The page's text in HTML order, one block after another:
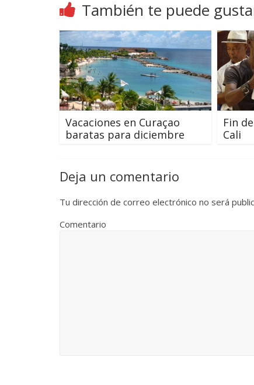
También te puede
Vacaciones en Curaçao
baratas para diciembre
Fin
Cali
Deja un comentario
Tu dirección de correo electrónico no será
Comentario